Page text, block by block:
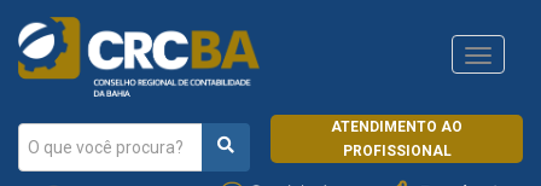
ATENDIMENTO AO
PROFISSIONAL
CRCRJ